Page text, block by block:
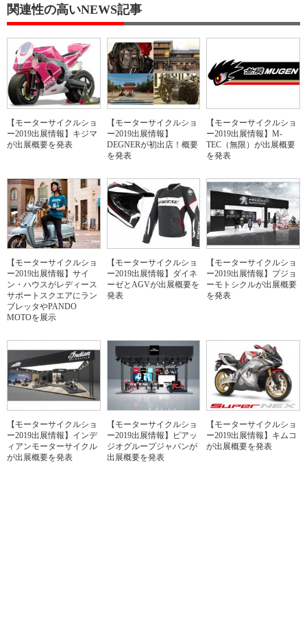
関連性の高いNEWS記事
【モーターサイクルショ
ー2019出展情報】キジマ
が出展概要を発表
【モーターサイクルショ
ー2019出展情報】
DEGNERが初出店！概要
を発表
【モーターサイクルショ
ー2019出展情報】M-
TEC（無限）が出展概要
を発表
【モーターサイクルショ
ー2019出展情報】サイ
ン・ハウスがレディース
サポートスクエアにラン
ブレッタやPANDO
MOTOを展示
【モーターサイクルショ
ー2019出展情報】ダイネ
ーゼとAGVが出展概要を
発表
【モーターサイクルショ
ー2019出展情報】プジョ
ーモトシクルが出展概要
を発表
【モーターサイクルショ
ー2019出展情報】インデ
ィアンモーターサイクル
が出展概要を発表
【モーターサイクルショ
ー2019出展情報】ピアッ
ジオグループジャパンが
出展概要を発表
【モーターサイクルショ
ー2019出展情報】キムコ
が出展概要を発表